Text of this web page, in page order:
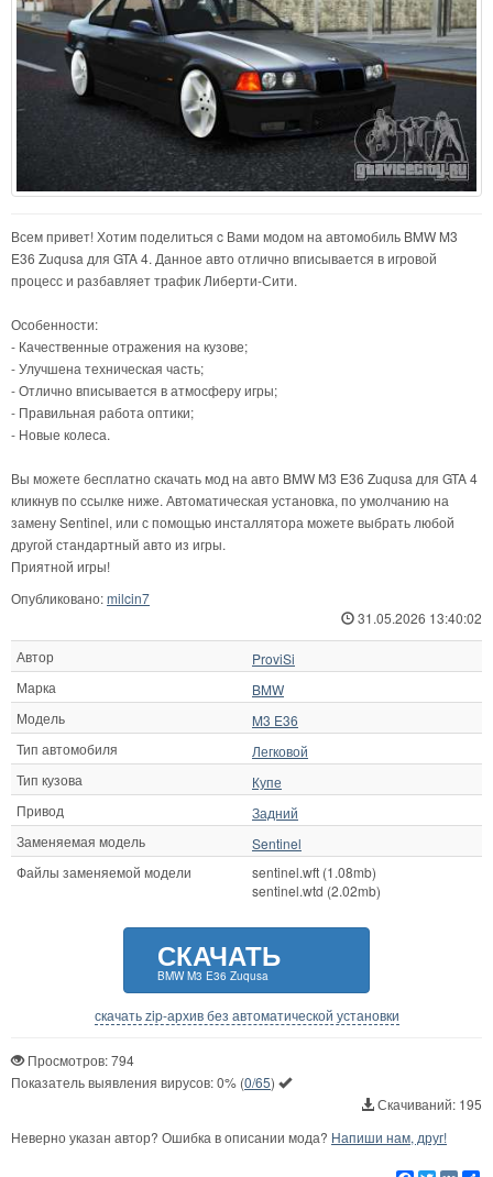
Всем привет! Хотим поделиться c Вами модом на автомобиль BMW M3
E36 Zuqusa для GTA 4. Данное авто отлично вписывается в игровой
процесс и разбавляет трафик Либерти-Сити.
Особенности:
- Качественные отражения на кузове;
- Улучшена техническая часть;
- Отлично вписывается в атмосферу игры;
- Правильная работа оптики;
- Новые колеса.
Вы можете бесплатно скачать мод на авто BMW M3 E36 Zuqusa для GTA 4
кликнув по ссылке ниже. Автоматическая установка, по умолчанию на
замену Sentinel, или с помощью инсталлятора можете выбрать любой
другой стандартный авто из игры.
Приятной игры!
Опубликовано:milcin7
31.05.2026 13:40:02
Автор
ProviSi
Марка
BMW
Модель
M3 E36
Тип автомобиля
Легковой
Тип кузова
Купе
Привод
Задний
Заменяемая модель
Sentinel
Файлы заменяемой модели
sentinel.wft (1.08mb)
sentinel.wtd (2.02mb)
СКАЧАТЬ
BMW M3 E36 Zuqusa
скачать zip-архив без автоматической установки
Просмотров: 794
Показатель выявления вирусов:0% (0/65)
Скачиваний: 195
Неверно указан автор? Ошибка в описании мода? Напиши нам, друг!